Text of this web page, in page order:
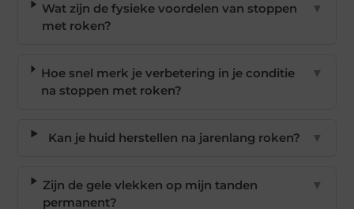
Wat zijn de fysieke voordelen van stoppen
met roken?
▼
Hoe snel merk je verbetering in je conditie
na stoppen met roken?
▼
Kan je huid herstellen na jarenlang roken? ▼
Zijn de gele vlekken op mijn tanden
permanent?
▼